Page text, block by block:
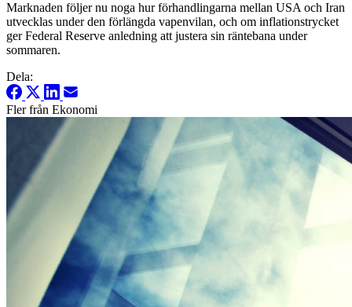
Marknaden följer nu noga hur förhandlingarna mellan USA och Iran
utvecklas under den förlängda vapenvilan, och om inflationstrycket
ger Federal Reserve anledning att justera sin räntebana under
sommaren.
Dela:
Fler från Ekonomi